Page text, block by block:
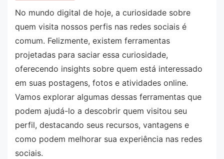
No mundo digital de hoje, a curiosidade sobre
quem visita nossos perfis nas redes sociais é
comum. Felizmente, existem ferramentas
projetadas para saciar essa curiosidade,
oferecendo insights sobre quem está interessado
em suas postagens, fotos e atividades online.
Vamos explorar algumas dessas ferramentas que
podem ajudá-lo a descobrir quem visitou seu
perfil, destacando seus recursos, vantagens e
como podem melhorar sua experiência nas redes
sociais.